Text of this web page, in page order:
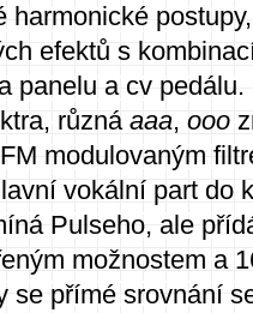
harmonické
efektů s
panelu a cv
různá aaa, ooo
modulovaným
vokální part do
Pulseho, ale
možnostem a
se přímé srovnání